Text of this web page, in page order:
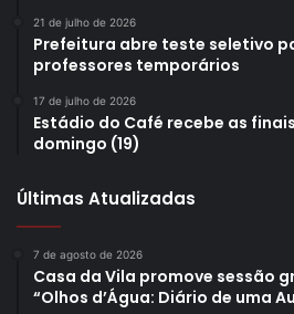
21 de julho de 2026
Prefeitura abre teste seletivo
professores temporários
17 de julho de 2026
Estádio do Café recebe as
domingo (19)
Últimas Atualizadas
7 de agosto de 2026
Casa da Vila promove sessão
“Olhos d’Água: Diário de uma